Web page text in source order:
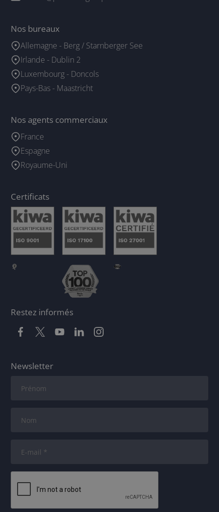
Nos bureaux
Allemagne - Berg / Starnberger See
Irlande - Dublin 2
Luxembourg - Doncols
Pays-Bas - Maastricht
Nos agents commerciaux
France
Espagne
Royaume-Uni
Certificats
Restez informés
Newsletter